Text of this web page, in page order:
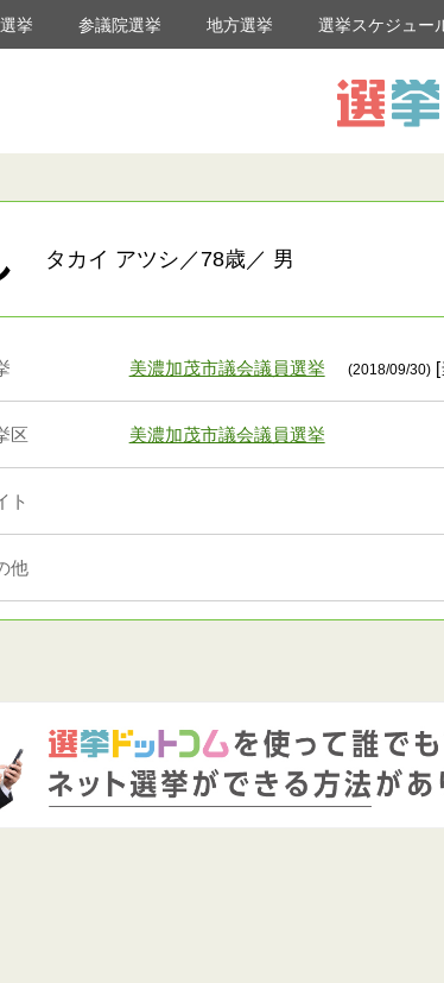
挙 参議院選挙 地方選挙 選挙スケジュー
タカイ アツシ／78歳／ 男
美濃加茂市議会議員選挙 (2018/09/30)[
区 美濃加茂市議会議員選挙
ト
他